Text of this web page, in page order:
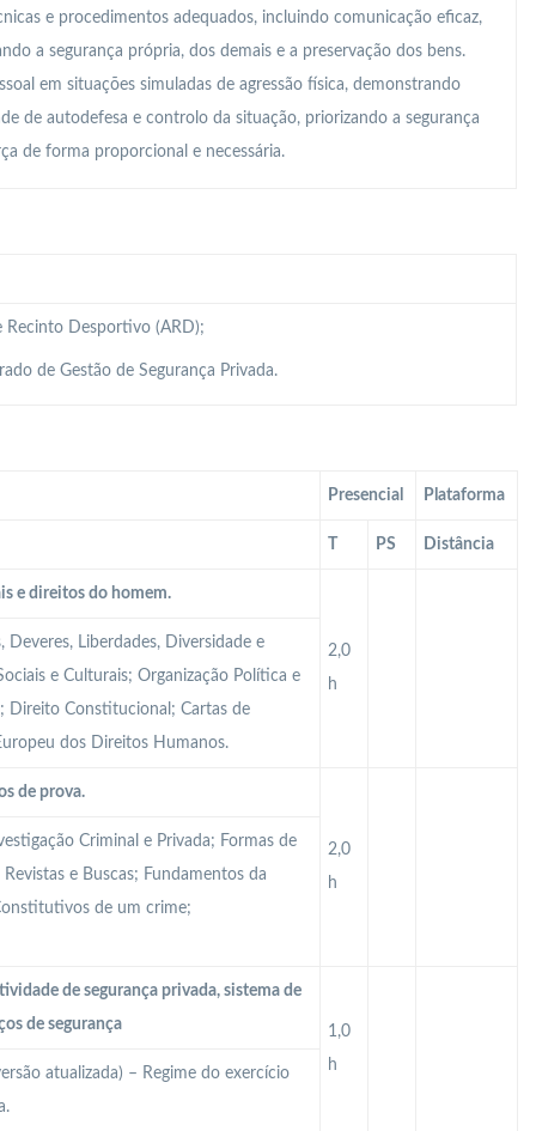
e procedimentos adequados, incluindo comunicação eficaz,
a segurança própria, dos demais e a preservação dos bens.
em situações simuladas de agressão física, demonstrando
de autodefesa e controlo da situação, priorizando a segurança
de forma proporcional e necessária.
Recinto Desportivo (ARD);
de Gestão de Segurança Privada.
Presencial Plataforma
PS Distância
e direitos do homem.
2,0
h
Liberdades, Diversidade e
e Culturais; Organização Política e
Direito Constitucional; Cartas de
dos Direitos Humanos.
de prova.
2,0
h
Criminal e Privada; Formas de
e Buscas; Fundamentos da
de um crime;
de segurança privada, sistema de
de segurança
1,0
h
atualizada) – Regime do exercício